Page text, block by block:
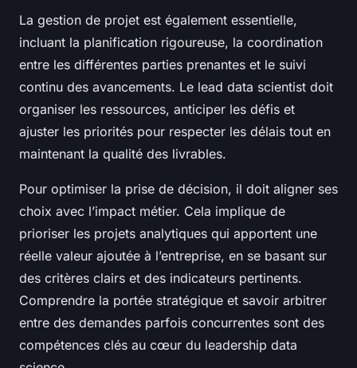
La gestion de projet est également essentielle,
incluant la planification rigoureuse, la coordination
entre les différentes parties prenantes et le suivi
continu des avancements. Le lead data scientist doit
organiser les ressources, anticiper les défis et
ajuster les priorités pour respecter les délais tout en
maintenant la qualité des livrables.
Pour optimiser la prise de décision, il doit aligner ses
choix avec l’impact métier. Cela implique de
prioriser les projets analytiques qui apportent une
réelle valeur ajoutée à l’entreprise, en se basant sur
des critères clairs et des indicateurs pertinents.
Comprendre la portée stratégique et savoir arbitrer
entre des demandes parfois concurrentes sont des
compétences clés au cœur du leadership data